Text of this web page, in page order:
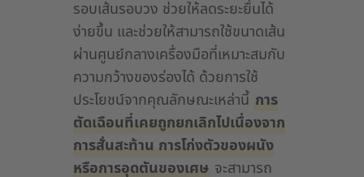
รอบเส้นรอบวง ช่วยให้ลดระยะยื่นได้
ง่ายขึ้น และช่วยให้สามารถใช้ขนาดเส้น
ผ่านศูนย์กลางเครื่องมือที่เหมาะสมกับ
ความกว้างของร่องได้ ด้วยการใช้
ประโยชน์จากคุณลักษณะเหล่านี้ การ
ตัดเฉือนที่เคยถูกยกเลิกไปเนื่องจาก
การสั่นสะท้าน การโก่งตัวของผนัง
หรือการอุดตันของเศษ จะสามารถ